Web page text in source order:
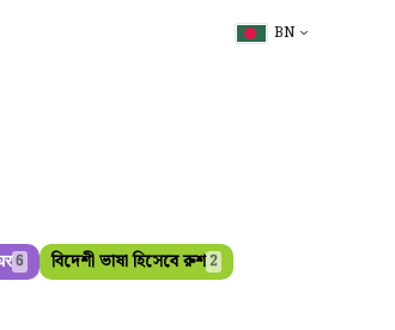
BN
6 বিদেশী ভাষা হিসেবে রুশ 2